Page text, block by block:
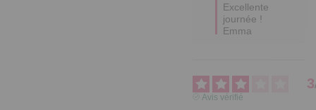
Excellente
journée !
Emma
3
Avis vérifié